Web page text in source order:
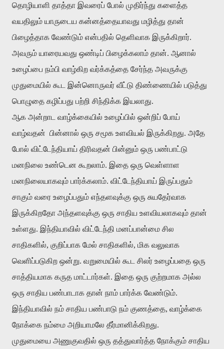
தொழியாளி தாத்தா இவரைப் போல் முதிர்ந்து களைத்த
வயதிலும் யாருடைய கன்னத்தையாவது மழித்து தான்
பிழைத்தாக வேண்டும் என்பதில் தெளிவாக இருக்கிறார்.
அவரும் யாரையவது ஒண்டிப் பிழைக்கலாம் தான். ஆனால்
உழைப்பை நம்பி வாழ்கிற வர்க்கத்தை சேர்ந்த அவருக்கு
முதுமையில் கூட இன்னொருவர் வீட்டு திண்ணையில் படுத்து
பொழுதை கழிப்பது பற்றி சிந்திக்க இயலாது.
ஆக அன்றாட வாழ்க்கையில் உழைப்பில் ஒன்றிப் போய்
வாழ்வதன் பின்னால் ஒரு சமூக உளவியல் இருக்கிறது. அதே
போல் விட்டேந்தியாய் திரிவதன் பின்னும் ஒரு பண்பாட்டு
மனநிலை உண்டென கூறலாம். இதை ஒரு வெள்ளாள
மனநிலையாகவும் பார்க்கலாம். விட்டேந்தியாய் இருப்பதும்
சாகும் வரை உழைப்பதும் எந்தளவுக்கு ஒரு சுயதேர்வாக
இருக்கிறதோ அந்தளவுக்கு ஒரு சாதிய உளவியலாகவும் தான்
உள்ளது. இந்தியாவில் விட்டேந்தி மனப்பான்மை சில
சாதிகளில், குறிப்பாக மேல் சாதிகளில், மிக வலுவாக
வெளிப்படுகிற ஒன்று. வறுமையில் கூட சிலர் உழைப்பதை ஒரு
சாத்தியமாக கருத மாட்டார்கள். இதை ஒரு குற்றமாக அல்ல
ஒரு சாதிய பண்பாடாக தான் நாம் பார்க்க வேண்டும்.
இந்தியாவில் நம் சாதிய பண்பாடு நம் குணத்தை, வாழ்க்கை
நோக்கை நம்மை அறியாமலே தீர்மானிக்கிறது.
முதுமையை அணுகுவதில் ஒரு தத்துவார்த்த நோக்கும் சாதிய